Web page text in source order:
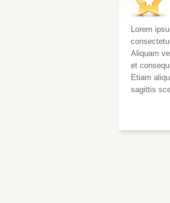
Lorem
Aliquam
et
Etiam
sagittis